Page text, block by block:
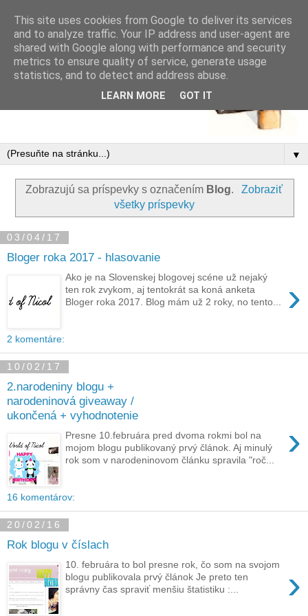
▼
Zobrazujú sa príspevky s označením Blog.
Zobraziť
všetky príspevky
03/04/17
Bloger roka 2017 - hlasovanie
›
Ako je na Slovenskej blogovej scéne už nejaký
ten rok zvykom, aj tentokrát sa koná anketa
Bloger roka 2017. Blog mám už 2 roky, no tento...
2 komentáre:
10/02/17
2.narodeniny blogu +
narodeninová giveaway /
ukončená + vyhodnotenie
›
Presne 10.februára pred dvoma rokmi bol na
mojom blogu publikovaný prvý článok. Aj minulý
rok som v narodeninovom článku spravila "roč...
16 komentárov:
20/02/16
Rok blogu v číslach
›
10. februára to bol presne rok, čo som na svojom
blogu publikovala prvý článok Je preto ten
správny čas spraviť menšiu štatistiku :...
This site uses cookies from Google to deliver its services
and to analyze traffic. Your IP address and user-agent are
shared with Google along with performance and security
metrics to ensure quality of service, generate usage
statistics, and to detect and address abuse.
LEARN MORE GOT IT